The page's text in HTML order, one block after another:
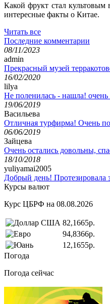
Какой фрукт стал
интересные факты о Китае.
Читать все
Последние комментарии
08/11/2023
admin
Прекрасный музей
16/02/2020
lilya
Не поленилась - нашла! очень
19/06/2019
Васильева
Отличная турфирма! Очень
06/06/2019
Зайцева
Очень остались довольны,
18/10/2018
yuliyamai2005
Добрый день! Протезировала
Курсы валют
Курс ЦБРФ на 08.08.2026
82,1665р.
94,8366р.
12,1655р.
Погода
Погода сейчас